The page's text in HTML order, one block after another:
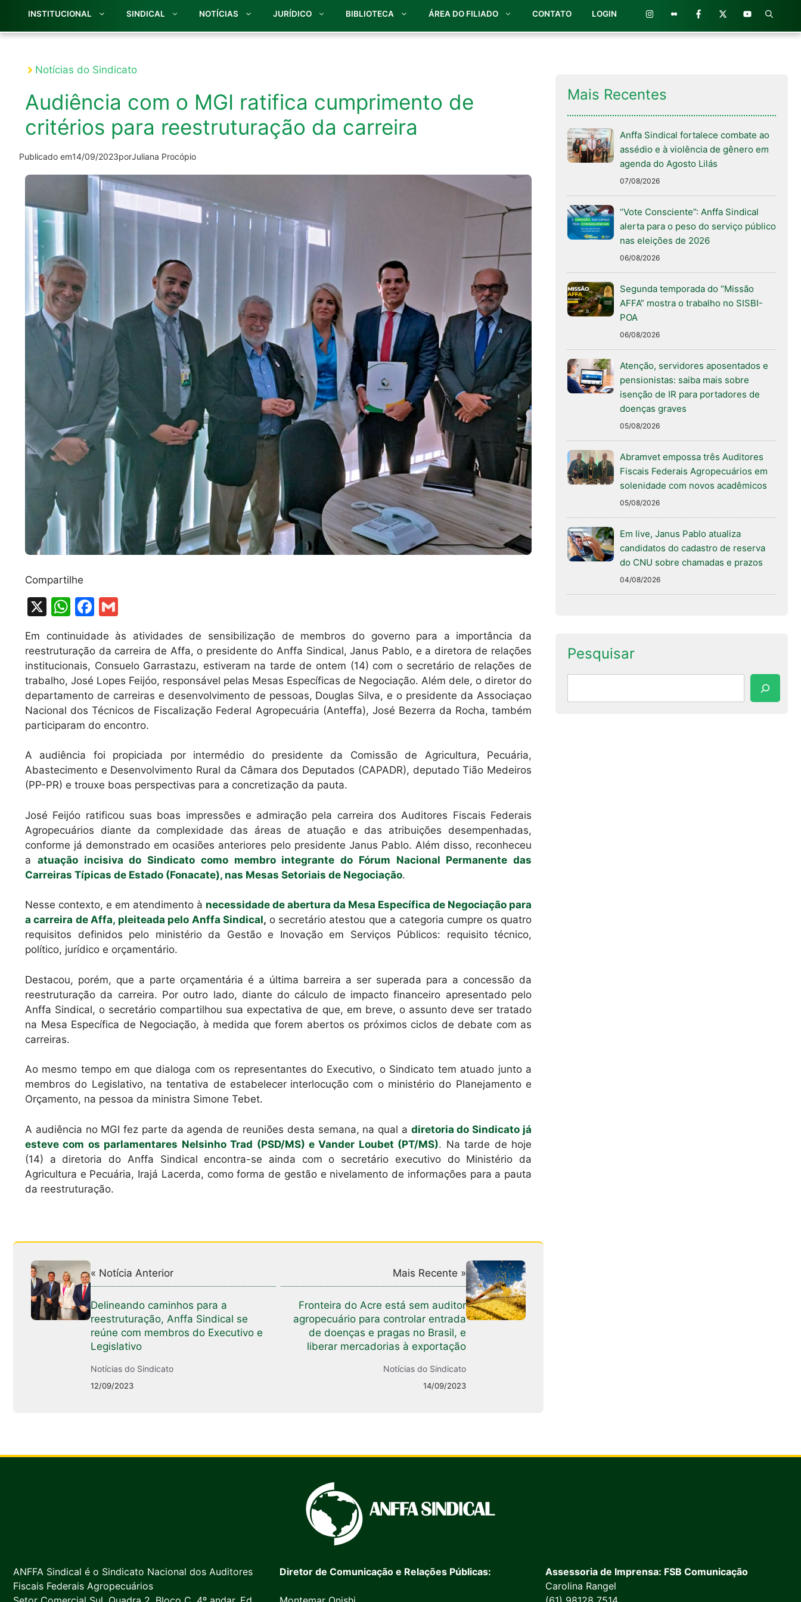
INSTITUCIONAL SINDICAL NOTÍCIAS JURÍDICO BIBLIOTECA ÁREA DO FILIADO CONTATO LOGIN
Notícias do Sindicato
Audiência com o MGI ratifica cumprimento de
critérios para reestruturação da carreira
Publicado em14/09/2023porJuliana Procópio
Compartilhe
X
W
at
s
A
p
p
F
a
c
e
b
o
o
ai
l
Em continuidade às atividades de sensibilização de membros do governo para a importância da
reestruturação da carreira de Affa, o presidente do Anffa Sindical, Janus Pablo, e a diretora de relações
institucionais, Consuelo Garrastazu, estiveram na tarde de ontem (14) com o secretário de relações de
trabalho, José Lopes Feijóo, responsável pelas Mesas Específicas de Negociação. Além dele, o diretor do
departamento de carreiras e desenvolvimento de pessoas, Douglas Silva, e o presidente da Associaçao
Nacional dos Técnicos de Fiscalização Federal Agropecuária (Anteffa), José Bezerra da Rocha, também
participaram do encontro.
A audiência foi propiciada por intermédio do presidente da Comissão de Agricultura, Pecuária,
Abastecimento e Desenvolvimento Rural da Câmara dos Deputados (CAPADR), deputado Tião Medeiros
(PP-PR) e trouxe boas perspectivas para a concretização da pauta.
José Feijóo ratificou suas boas impressões e admiração pela carreira dos Auditores Fiscais Federais
Agropecuários diante da complexidade das áreas de atuação e das atribuições desempenhadas,
conforme já demonstrado em ocasiões anteriores pelo presidente Janus Pablo. Além disso, reconheceu
a atuação incisiva do Sindicato como membro integrante do Fórum Nacional Permanente das
Carreiras Típicas de Estado (Fonacate), nas Mesas Setoriais de Negociação.
Nesse contexto, e em atendimento à necessidade de abertura da Mesa Específica de Negociação para
a carreira de Affa, pleiteada pelo Anffa Sindical, o secretário atestou que a categoria cumpre os quatro
requisitos definidos pelo ministério da Gestão e Inovação em Serviços Públicos: requisito técnico,
político, jurídico e orçamentário.
Destacou, porém, que a parte orçamentária é a última barreira a ser superada para a concessão da
reestruturação da carreira. Por outro lado, diante do cálculo de impacto financeiro apresentado pelo
Anffa Sindical, o secretário compartilhou sua expectativa de que, em breve, o assunto deve ser tratado
na Mesa Específica de Negociação, à medida que forem abertos os próximos ciclos de debate com as
carreiras.
Ao mesmo tempo em que dialoga com os representantes do Executivo, o Sindicato tem atuado junto a
membros do Legislativo, na tentativa de estabelecer interlocução com o ministério do Planejamento e
Orçamento, na pessoa da ministra Simone Tebet.
A audiência no MGI fez parte da agenda de reuniões desta semana, na qual a diretoria do Sindicato já
esteve com os parlamentares Nelsinho Trad (PSD/MS) e Vander Loubet (PT/MS). Na tarde de hoje
(14) a diretoria do Anffa Sindical encontra-se ainda com o secretário executivo do Ministério da
Agricultura e Pecuária, Irajá Lacerda, como forma de gestão e nivelamento de informações para a pauta
da reestruturação.
« Notícia Anterior
Delineando caminhos para a
reestruturação, Anffa Sindical se
reúne com membros do Executivo e
Legislativo
Notícias do Sindicato
12/09/2023
Mais Recente »
Fronteira do Acre está sem auditor
agropecuário para controlar entrada
de doenças e pragas no Brasil, e
liberar mercadorias à exportação
Notícias do Sindicato
14/09/2023
Mais Recentes
Anffa Sindical fortalece combate ao
assédio e à violência de gênero em
agenda do Agosto Lilás
07/08/2026
“Vote Consciente”: Anffa Sindical
alerta para o peso do serviço público
nas eleições de 2026
06/08/2026
Segunda temporada do “Missão
AFFA” mostra o trabalho no SISBI-
POA
06/08/2026
Atenção, servidores aposentados e
pensionistas: saiba mais sobre
isenção de IR para portadores de
doenças graves
05/08/2026
Abramvet empossa três Auditores
Fiscais Federais Agropecuários em
solenidade com novos acadêmicos
05/08/2026
Em live, Janus Pablo atualiza
candidatos do cadastro de reserva
do CNU sobre chamadas e prazos
04/08/2026
Pesquisar
ANFFA Sindical é o Sindicato Nacional dos Auditores
Fiscais Federais Agropecuários
Diretor de Comunicação e Relações Públicas:
Assessoria de Imprensa: FSB Comunicação
Carolina Rangel